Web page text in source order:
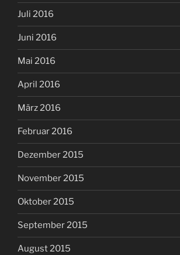
Juli 2016
Juni 2016
Mai 2016
April 2016
März 2016
Februar 2016
Dezember 2015
November 2015
Oktober 2015
September 2015
August 2015